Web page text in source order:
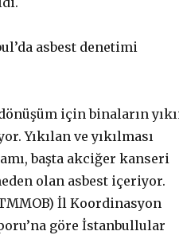
asbest denetimi
için binaların
Yıkılan ve yıkılması
başta akciğer kanseri
olan asbest içeriyor.
İl Koordinasyon
göre İstanbullular